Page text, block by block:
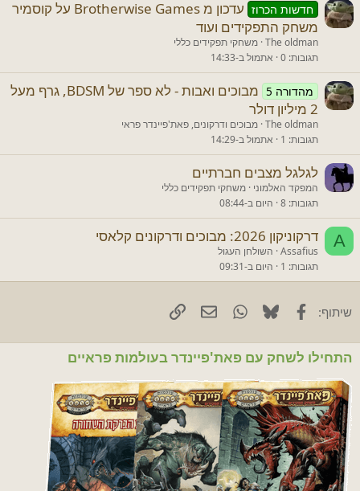
חדשות הכרוז
עדכון מ Brotherwise Games על קוסמיר
משחק התפקידים ועוד
The oldman משחקי תפקידים כללי
תגובות 0 אתמול ב-14:33
מהדורה 5
מבוכים ואבות - לא ספר של BDSM, גרף מעל
2 מיליון דולר
The oldman מבוכים ודרקונים, פאת'פיינדר פראי
תגובות 1 אתמול ב-14:29
לגלגל מצבים חברתיים
המפקד האלמוני משחקי תפקידים כללי
תגובות 8 היום ב-08:44
A דרקוניקון 2026: מבוכים ודרקונים קלאסי
Assafius השולחן העגול
תגובות 1 היום ב-09:31
שיתוף: Facebook
Bluesky
WhatsApp
דוא"ל קישור
התחילו לשחק עם פאת'פיינדר בעולמות פראיים